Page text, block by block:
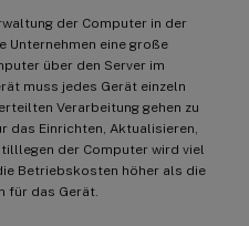
der Computer in der
Unternehmen eine große
über den Server im
muss jedes Gerät einzeln
Verarbeitung gehen zu
das Einrichten, Aktualisieren,
der Computer wird viel
Betriebskosten höher als die
für das Gerät.